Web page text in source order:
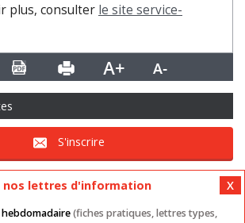
plus, consulter le site service-
S'inscrire
nos lettres d'information
(fiches pratiques, lettres types,